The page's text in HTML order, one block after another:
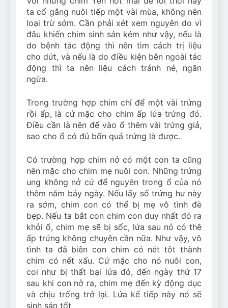
ta cố gắng nuôi tiếp một vài mùa, không nên
loại trừ sớm. Cần phải xét xem nguyên do vì
đâu khiến chim sinh sản kém như vậy, nếu là
do bệnh tác động thì nên tìm cách trị liệu
cho dứt, và nếu là do điều kiện bên ngoài tác
động thì ta nên liệu cách tránh né, ngăn
ngừa.
Trong trường hợp chim chỉ để một vài trứng
rồi ấp, là cứ mặc cho chim ấp lứa trứng đó.
Điều cần là nên để vào ổ thêm vài trứng giả,
sao cho ổ có đủ bốn quả trứng là được.
Có trường hợp chim nở có một con ta cũng
nên mặc cho chim mẹ nuôi con. Những trứng
ung không nở cứ để nguyên trong ổ của nó
thêm năm bảy ngày. Nếu lấy số trứng hư này
ra sớm, chim con có thể bị mẹ vô tình đè
bẹp. Nếu ta bắt con chim con duy nhất đó ra
khỏi ổ, chim mẹ sẽ bị sốc, lứa sau nó có thê
ấp trứng không chuyên cần nữa. Như vậy, vô
tình ta đã biên con chim có nét tôt thành
chim có nết xấu. Cứ mặc cho nó nuôi con,
coi như bị thất bại lứa đó, đến ngày thứ 17
sau khi con nở ra, chim mẹ đến kỳ động dục
và chịu trống trở lại. Lứa kế tiếp này nó sẽ
sinh sản tốt